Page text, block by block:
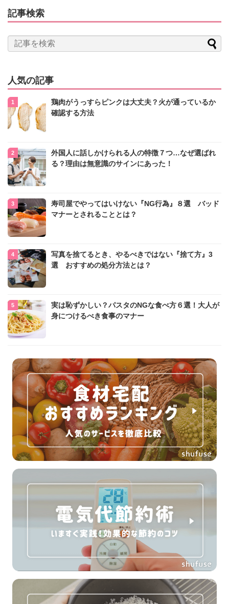
記事検索
人気の記事
鶏肉がうっすらピンクは大丈夫？火が通っているか
確認する方法
外国人に話しかけられる人の特徴７つ…なぜ選ばれ
る？理由は無意識のサインにあった！
寿司屋でやってはいけない『NG行為』８選 バッド
マナーとされることとは？
写真を捨てるとき、やるべきではない『捨て方』3
選 おすすめの処分方法とは？
実は恥ずかしい？パスタのNGな食べ方６選！大人が
身につけるべき食事のマナー